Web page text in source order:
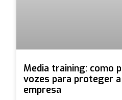
Media training: como
vozes para proteger
empresa